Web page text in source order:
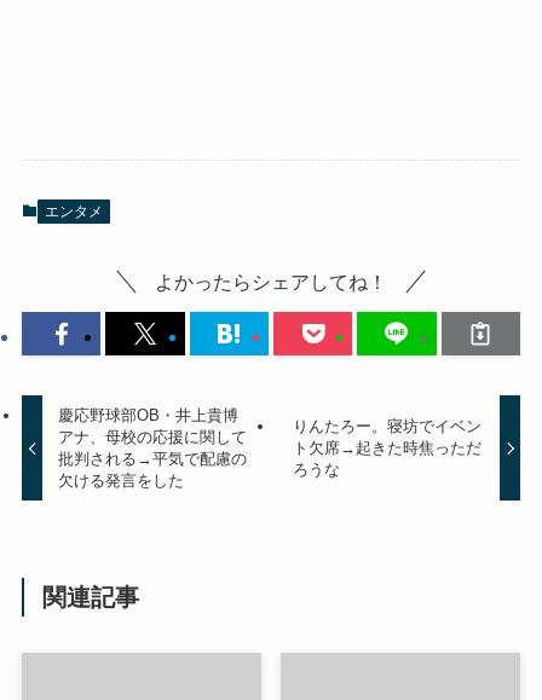
エンタメ
よかったらシェアしてね！
慶応野球部OB・井上貴博
アナ、母校の応援に関して
批判される→平気で配慮の
欠ける発言をした
りんたろー。寝坊でイベン
ト欠席→起きた時焦っただ
ろうな
関連記事